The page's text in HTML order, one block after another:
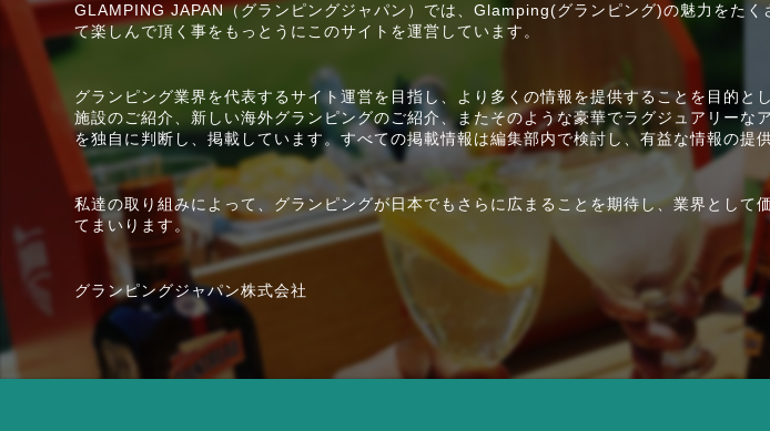
GLAMPING JAPAN（グランピングジャパン）では、Glamping(グランピング)の魅力をたく
て楽しんで頂く事をもっとうにこのサイトを運営しています。
グランピング業界を代表するサイト運営を目指し、より多くの情報を提供することを目的と
施設のご紹介、新しい海外グランピングのご紹介、またそのような豪華でラグジュアリーな
を独自に判断し、掲載しています。すべての掲載情報は編集部内で検討し、有益な情報の提
私達の取り組みによって、グランピングが日本でもさらに広まることを期待し、業界として
てまいります。
グランピングジャパン株式会社